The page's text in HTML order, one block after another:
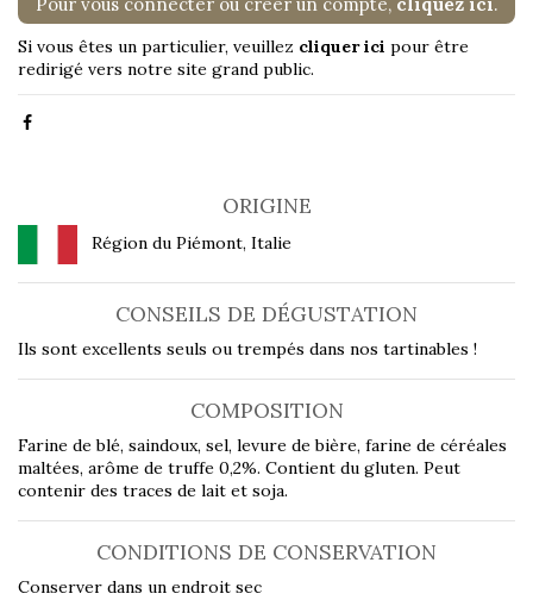
Si vous êtes un particulier, veuillez cliquer ici pour être
redirigé vers notre site grand public.
ORIGINE
Région du Piémont, Italie
CONSEILS DE DÉGUSTATION
Ils sont excellents seuls ou trempés dans nos tartinables !
COMPOSITION
Farine de blé, saindoux, sel, levure de bière, farine de céréales
maltées, arôme de truffe 0,2%. Contient du gluten. Peut
contenir des traces de lait et soja.
CONDITIONS DE CONSERVATION
Conserver dans un endroit sec